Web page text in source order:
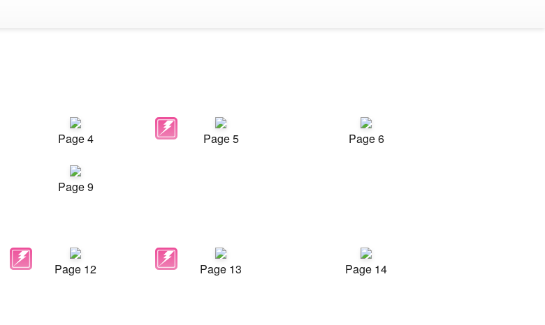
Page 4 Page 5 Page 6
Page 9
Page 12 Page 13 Page 14